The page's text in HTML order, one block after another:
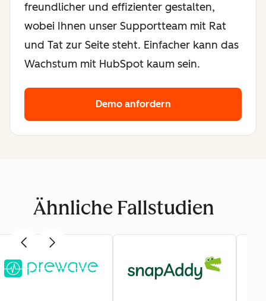
freundlicher und effizienter gestalten,
wobei Ihnen unser Supportteam mit Rat
und Tat zur Seite steht. Einfacher kann das
Wachstum mit HubSpot kaum sein.
Demo anfordern
Ähnliche Fallstudien